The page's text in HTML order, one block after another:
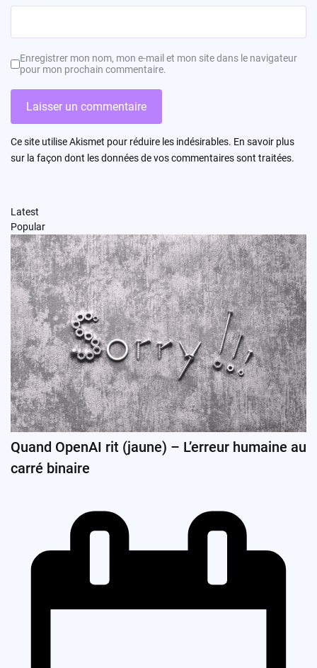
Enregistrer mon nom, mon e-mail et mon site dans le navigateur
pour mon prochain commentaire.
Ce site utilise Akismet pour réduire les indésirables. En savoir plus
sur la façon dont les données de vos commentaires sont traitées.
Latest
Popular
Quand OpenAI rit (jaune) – L’erreur humaine au
carré binaire